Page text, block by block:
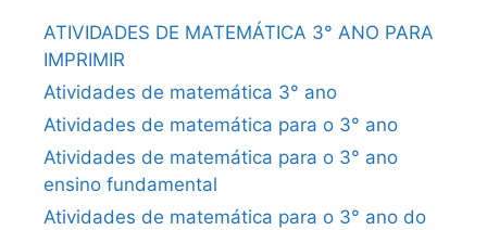
ATIVIDADES DE MATEMÁTICA 3° ANO PARA
IMPRIMIR
Atividades de matemática 3° ano
Atividades de matemática para o 3° ano
Atividades de matemática para o 3° ano
ensino fundamental
Atividades de matemática para o 3° ano do